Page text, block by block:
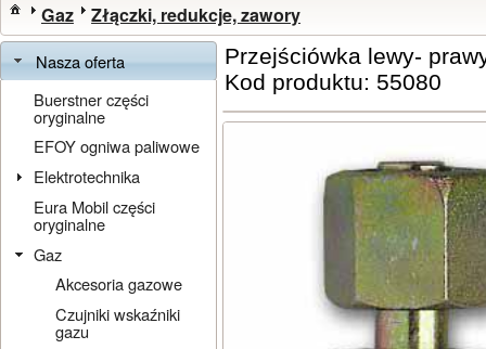
Gaz Złączki, redukcje, zawory
Nasza oferta
Buerstner części
oryginalne
EFOY ogniwa paliwowe
Elektrotechnika
Eura Mobil części
oryginalne
Gaz
Akcesoria gazowe
Czujniki wskaźniki
gazu
Przejściówka lewy-
Kod produktu: 55080